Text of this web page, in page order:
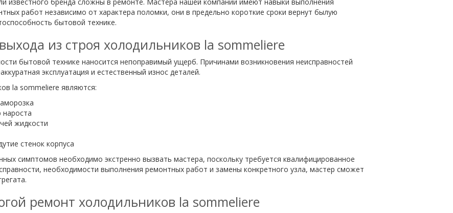
работ независимо от характера поломки, они в предельно короткие сроки вернут былую
бытовой технике.
из строя холодильников la sommeliere
бытовой технике наносится непоправимый ущерб. Причинами возникновения неисправностей
эксплуатация и естественный износ деталей.
la sommeliere являются:
жидкости
стенок корпуса
симптомов необходимо экстренно вызвать мастера, поскольку требуется квалифицированное
необходимости выполнения ремонтных работ и замены конкретного узла, мастер сможет
ремонт холодильников la sommeliere